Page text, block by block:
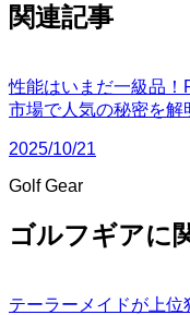
関連記事
性能はいまだ一級品
市場で人気の秘密を解
2025/10/21
Golf Gear
ゴルフギアに
テーラーメイドが上